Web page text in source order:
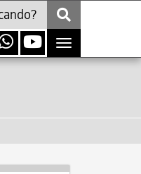
Toggle
navigation